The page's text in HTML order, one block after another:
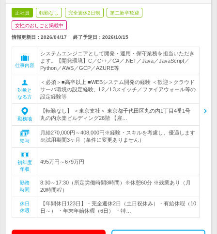
正社員 転勤なし 完全週休2日制 第二新卒歓迎
女性のおしごと掲載中
情報更新日：2026/04/17 終了予定日： 2026/10/15
仕事内容
システムエンジニアとして開発・運用・保守業務を担当いただき
ます。【開発環境】C／C++／C#／.NET／Java／JavaScript／
Python／AWS／GCP／AZURE等
対象と
なる方
＜必須＞■高卒以上 ■WEBシステム開発の経験 ＜歓迎＞クラウド
サーバ環境の設定経験、L2／L3スイッチ／ファイアウォール等の
設定経験等
勤務地
【転勤なし】 ＜東京支社＞ 東京都千代田区丸の内1丁目4番1号
丸の内永楽ビルディング26階 【雇…
給与
月給270,000円～408,000円※経験・スキルを考慮し、優遇します
※試用期間3ヶ月（条件に変更ありません）
初年度
年収
495万円～679万円
勤務
時間
8:30～17:30（所定労働時間8時間）※休憩60分 ※残業あり（月
20時間程）
休日
休暇
【年間休日123日】・完全週休2日（土日祝休み）・有給休暇（10
日～） ・年末年始休暇（6日） ・特…